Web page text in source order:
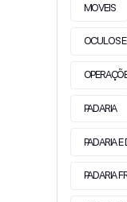
MOVEIS
OCULOS
PADARIA
PADARIA
PADARIA